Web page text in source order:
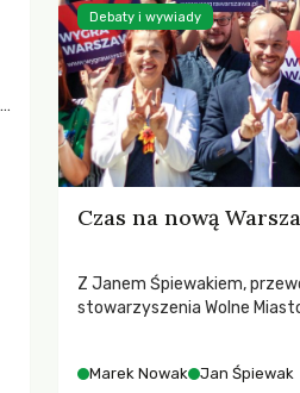
Czas na nową
Z Janem Śpiewakiem,
stowarzyszenia Wolne
Marek Nowak Jan Śpiewak
Debaty i wywiady